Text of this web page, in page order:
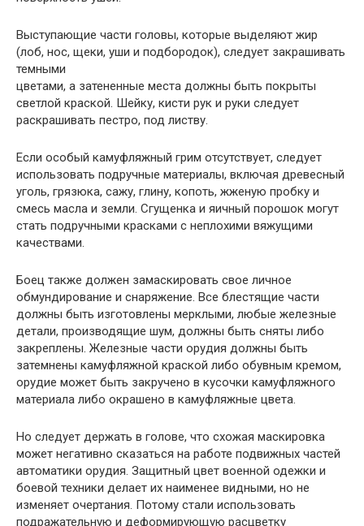
Выступающие части головы, которые выделяют жир
(лоб, нос, щеки, уши и подбородок), следует закрашивать
темными
цветами, а затененные места должны быть покрыты
светлой краской. Шейку, кисти рук и руки следует
раскрашивать пестро, под листву.
Если особый камуфляжный грим отсутствует, следует
использовать подручные материалы, включая древесный
уголь, грязюка, сажу, глину, копоть, жженую пробку и
смесь масла и земли. Сгущенка и яичный порошок могут
стать подручными красками с неплохими вяжущими
качествами.
Боец также должен замаскировать свое личное
обмундирование и снаряжение. Все блестящие части
должны быть изготовлены мерклыми, любые железные
детали, производящие шум, должны быть сняты либо
закреплены. Железные части орудия должны быть
затемнены камуфляжной краской либо обувным кремом,
орудие может быть закручено в кусочки камуфляжного
материала либо окрашено в камуфляжные цвета.
Но следует держать в голове, что схожая маскировка
может негативно сказаться на работе подвижных частей
автоматики орудия. Защитный цвет военной одежки и
боевой техники делает их наименее видными, но не
изменяет очертания. Потому стали использовать
подражательную и деформирующую расцветку